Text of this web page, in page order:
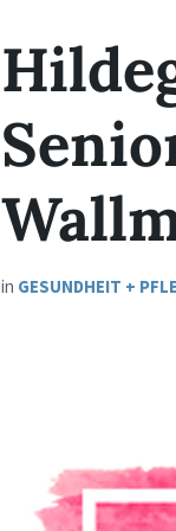
in GESUNDHEIT +